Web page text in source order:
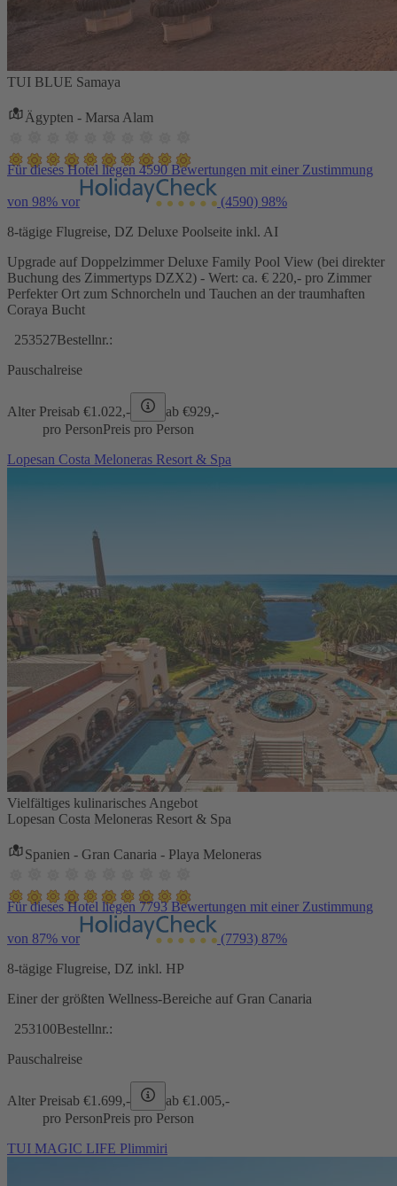
TUI BLUE Samaya
Ägypten - Marsa Alam
Für dieses Hotel liegen 4590 Bewertungen mit einer Zustimmung
von 98% vor (4590) 98%
8-tägige Flugreise, DZ Deluxe Poolseite inkl. AI
Upgrade auf Doppelzimmer Deluxe Family Pool View (bei direkter
Buchung des Zimmertyps DZX2) - Wert: ca. € 220,- pro Zimmer
Perfekter Ort zum Schnorcheln und Tauchen an der traumhaften
Coraya Bucht
253527Bestellnr.:
Pauschalreise
Alter Preisab €1.022,- ab €929,-
pro PersonPreis pro Person
Lopesan Costa Meloneras Resort & Spa
Vielfältiges kulinarisches Angebot
Lopesan Costa Meloneras Resort & Spa
Spanien - Gran Canaria - Playa Meloneras
Für dieses Hotel liegen 7793 Bewertungen mit einer Zustimmung
von 87% vor (7793) 87%
8-tägige Flugreise, DZ inkl. HP
Einer der größten Wellness-Bereiche auf Gran Canaria
253100Bestellnr.:
Pauschalreise
Alter Preisab €1.699,- ab €1.005,-
pro PersonPreis pro Person
TUI MAGIC LIFE Plimmiri